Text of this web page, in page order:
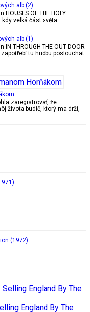
alb (2)
HOUSES OF THE HOLY
kdy velká část světa …
alb (1)
IN THROUGH THE OUT DOOR
zapotřebí tu hudbu poslouchat.
zaregistrovať, že
života budič, ktorý ma drží,
(1972)
England By The
England By The